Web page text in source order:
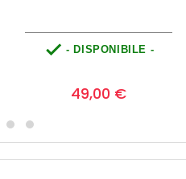
 - DISPONIBILE -
49,00 €